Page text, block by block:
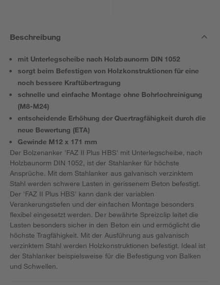
Beschreibung
mit Unterlegscheibe nach Holzbaunorm DIN 1052
sorgt beim Befestigen von Holzkonstruktionen für eine
noch bessere Kraftübertragung
schnelle und einfache Montage ohne Bohrlochreinigung
(M8-M24)
entscheidende Erhöhung der Quertragfähigkeit durch die
neue Bewertung (ETA)
Gewinde M12 x 171 mm
Der Bolzenanker 'FAZ II Plus HBS' mit Unterlegscheibe, nach
Holzbaunorm DIN 1052, ist der Stahlanker für höchste
Ansprüche. Mit dem Stahlanker aus galvanisch verzinktem
Stahl werden schwere Lasten in gerissenem Beton befestigt.
Der 'FAZ II Plus HBS' kann dank der variablen
Verankerungstiefen und der einfachen Montage besonders
flexibel eingesetzt werden. Der bewährte Spreizclip leitet die
Lasten besonders sicher in den Beton ein und ermöglicht die
höchste Tragfähigkeit. Mit der Ausführung aus galvanisch
verzinktem Stahl werden Holzkonstruktionen befestigt. Ideal ist
der Stahlanker beispielsweise für die Befestigung von Balken
und Schwellen.